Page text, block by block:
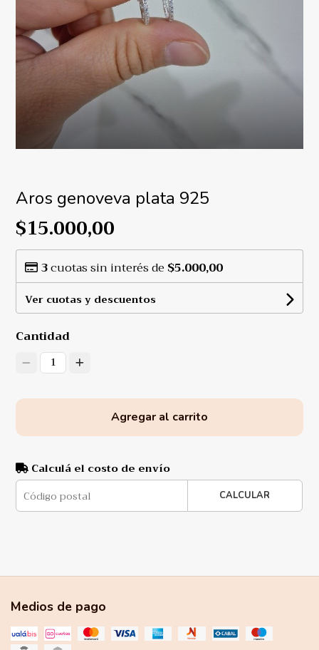
Aros genoveva plata 925
$15.000,00
3cuotas sin interés de $5.000,00
Ver cuotas y descuentos
Cantidad
1
Agregar al carrito
Calculá el costo de envío
CALCULAR
Medios de pago